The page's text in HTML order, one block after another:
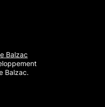
Balzac
Balzac.